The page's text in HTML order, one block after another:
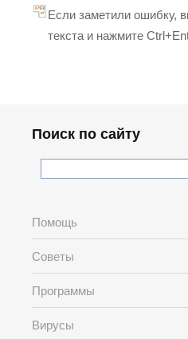
Если заметили ошибку,
текста и нажмите
Поиск по сайту
Помощь
Советы
Программы
Вирусы